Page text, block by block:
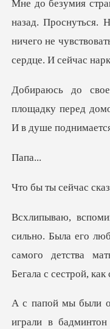
ся.
ничего не
лощадку перед
па
ы сейчас
его
самого детства
играли в